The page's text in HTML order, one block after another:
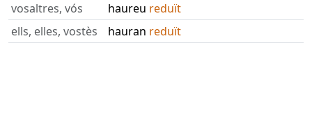
vosaltres, vós
haureu reduït
ells, elles, vostès
hauran reduït